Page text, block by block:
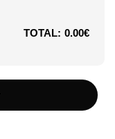
TOTAL: 0.00€